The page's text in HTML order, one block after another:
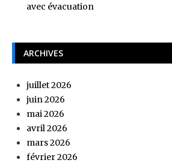
avec évacuation
ARCHIVES
juillet 2026
juin 2026
mai 2026
avril 2026
mars 2026
février 2026